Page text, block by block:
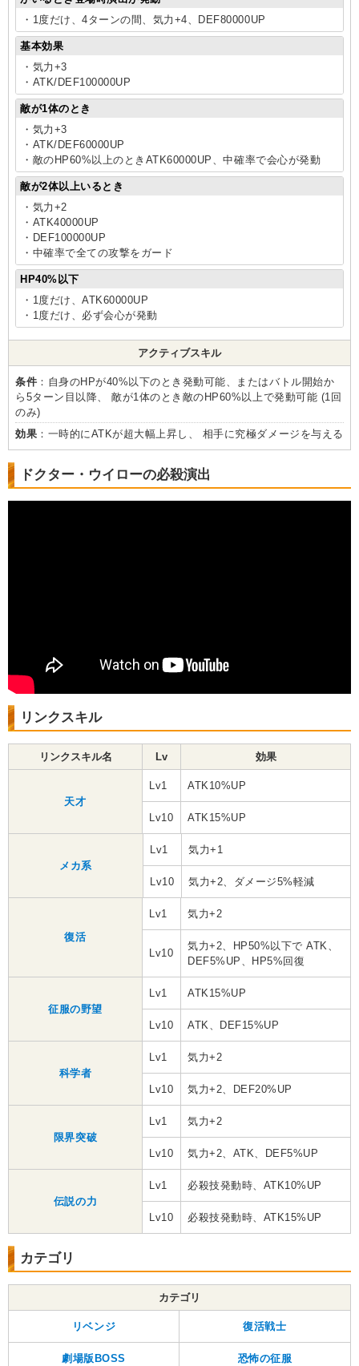
・1度だけ、4ターンの間、気力+4、DEF80000UP
基本効果
・気力+3
・ATK/DEF100000UP
敵が1体のとき
・気力+3
・ATK/DEF60000UP
・敵のHP60%以上のときATK60000UP、中確率で会心が発動
敵が2体以上いるとき
・気力+2
・ATK40000UP
・DEF100000UP
・中確率で全ての攻撃をガード
HP40%以下
・1度だけ、ATK60000UP
・1度だけ、必ず会心が発動
アクティブスキル
条件 ：自身のHPが40%以下のとき発動可能、またはバトル開始か
ら5ターン目以降、 敵が1体のとき敵のHP60%以上で発動可能 (1回
のみ)
効果 ：一時的にATKが超大幅上昇し、 相手に究極ダメージを与える
ドクター・ウイローの必殺演出
リンクスキル
リンクスキル名 Lv 効果
天才
Lv1 ATK10%UP
Lv10 ATK15%UP
メカ系
Lv1 気力+1
Lv10 気力+2、ダメージ5%軽減
復活
Lv1 気力+2
Lv10
気力+2、HP50%以下で ATK、
DEF5%UP、HP5%回復
征服の野望
Lv1 ATK15%UP
Lv10 ATK、DEF15%UP
科学者
Lv1 気力+2
Lv10 気力+2、DEF20%UP
限界突破
Lv1 気力+2
Lv10 気力+2、ATK、DEF5%UP
伝説の力
Lv1 必殺技発動時、ATK10%UP
Lv10 必殺技発動時、ATK15%UP
カテゴリ
カテゴリ
リベンジ 復活戦士
劇場版BOSS 恐怖の征服